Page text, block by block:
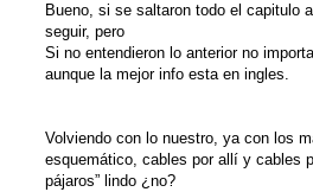
Bueno, si se saltaron todo el capitulo
seguir, pero
Si no entendieron lo anterior no
aunque la mejor info esta en ingles.
Volviendo con lo nuestro, ya con los
esquemático, cables por allí y cables
pájaros” lindo ¿no?